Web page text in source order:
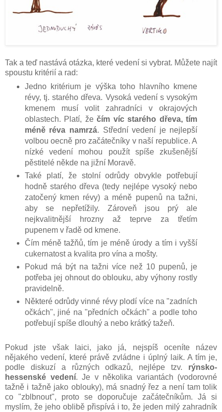
Tak a teď nastává otázka, které vedení si vybrat. Můžete najít
spoustu kritérií a rad:
Jedno kritérium je výška toho hlavního kmene
révy, tj. starého dřeva. Vysoká vedení s vysokým
kmenem musí volit zahradníci v okrajových
oblastech. Platí, žečím víc starého dřeva, tím
méně réva namrzá. Střední vedení je nejlepší
volbou oecně pro začátečníky v naší republice. A
nízké vedení mohou použít spíše zkušenější
pěstitelé někde na jižní Moravě.
Také platí, že stolní odrůdy obvykle potřebují
hodně starého dřeva (tedy nejlépe vysoký nebo
zatočený kmen révy) a méně pupenů na tažni,
aby se nepřetížily. Zároveň jsou prý ale
nejkvalitnější hrozny až teprve za třetím
pupenem v řadě od kmene.
Čím méně tažňů, tím je méně úrody a tím i vyšší
cukernatost a kvalita pro vína a mošty.
Pokud má být na tažni více než 10 pupenů, je
potřeba jej ohnout do oblouku, aby výhony rostly
pravidelně.
Některé odrůdy vinné révy plodí více na "zadních
očkách", jiné na "předních očkách" a podle toho
potřebují spíše dlouhý a nebo krátký tažeň.
Pokud jste však laici, jako já, nejspíš oceníte název
nějakého vedení, které právě zvládne i úplný laik. A tím je,
podle diskuzí a různých odkazů, nejlépe tzv. rýnsko-
hessenské vedení. Je v několika variantách (vodorovné
tažně i tažně jako oblouky), má snadný řez a není tam tolik
co "zblbnout", proto se doporučuje začátečníkům. Já si
myslím, že jeho oblibě přispívá i to, že jeden milý zahradník